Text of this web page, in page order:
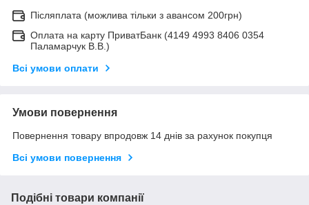
Післяплата (можлива тільки з авансом 200грн)
Оплата на карту ПриватБанк (4149 4993 8406 0354
Паламарчук В.В.)
Всі умови оплати
Умови повернення
Повернення товару впродовж 14 днів за рахунок покупця
Всі умови повернення
Подібні товари компанії